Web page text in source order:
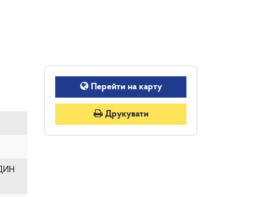
Перейти на карту
Друкувати